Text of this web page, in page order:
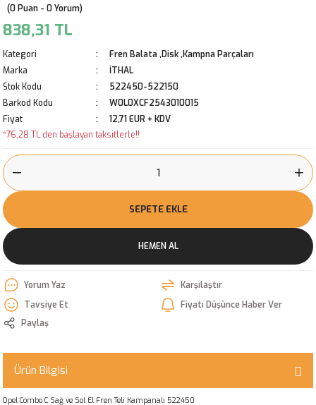
(0 Puan - 0 Yorum)
838,31 TL
Kategori
Fren Balata ,Disk ,Kampna Parçaları
Marka
İTHAL
Stok Kodu
522450-522150
Barkod Kodu
W0L0XCF2543010015
Fiyat
12,71 EUR + KDV
*76,28 TL den başlayan taksitlerle!!
SEPETE EKLE
HEMEN AL
Yorum Yaz
Karşılaştır
Tavsiye Et
Fiyatı Düşünce Haber Ver
Paylaş
Ürün Bilgisi
Opel Combo C Sağ ve Sol El Fren Teli Kampanalı 522450